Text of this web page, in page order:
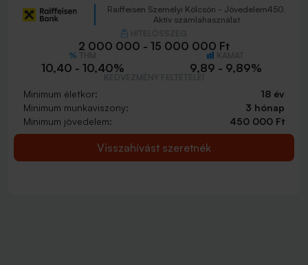
Raiffeisen Személyi Kölcsön - Jövedelem450,
Aktív számlahasználat
2 000 000 - 15 000 000 Ft
10,40 - 10,40% 9,89 - 9,89%
Minimum életkor:
18 év
Minimum munkaviszony:
3 hónap
Minimum jövedelem:
450 000 Ft
Visszahívást szeretnék